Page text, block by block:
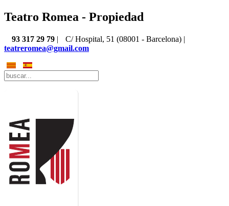
Teatro Romea - Propiedad
93 317 29 79 |
C/ Hospital, 51 (08001 - Barcelona) |
teatreromea@gmail.com